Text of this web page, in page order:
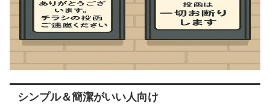
シンプル＆簡潔がいい人向け